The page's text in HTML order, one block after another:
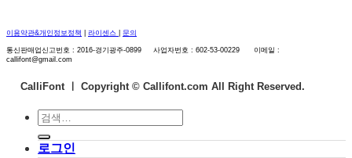
이용약관&개인정보정책 라이센스 문의
통신판매업신고번호 : 2016-경기광주-0899 사업자번호 : 602-53-00229 이메일 :
callifont@gmail.com
CalliFont ㅣ Copyright © Callifont.com All Right Reserved.
검
색:
로그인